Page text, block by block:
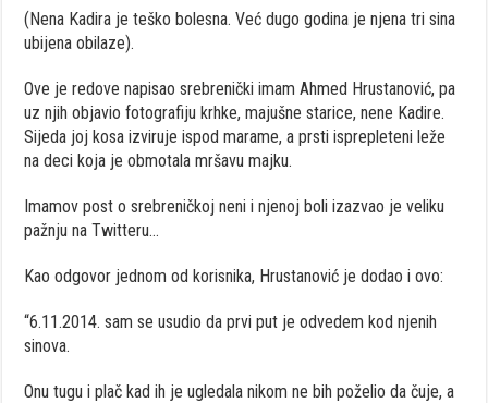
(Nena Kadira je teško bolesna. Već dugo godina je njena tri sina
ubijena obilaze).
Ove je redove napisao srebrenički imam Ahmed Hrustanović, pa
uz njih objavio fotografiju krhke, majušne starice, nene Kadire.
Sijeda joj kosa izviruje ispod marame, a prsti isprepleteni leže
na deci koja je obmotala mršavu majku.
Imamov post o srebreničkoj neni i njenoj boli izazvao je veliku
pažnju na Twitteru…
Kao odgovor jednom od korisnika, Hrustanović je dodao i ovo:
“6.11.2014. sam se usudio da prvi put je odvedem kod njenih
sinova.
Onu tugu i plač kad ih je ugledala nikom ne bih poželio da čuje, a